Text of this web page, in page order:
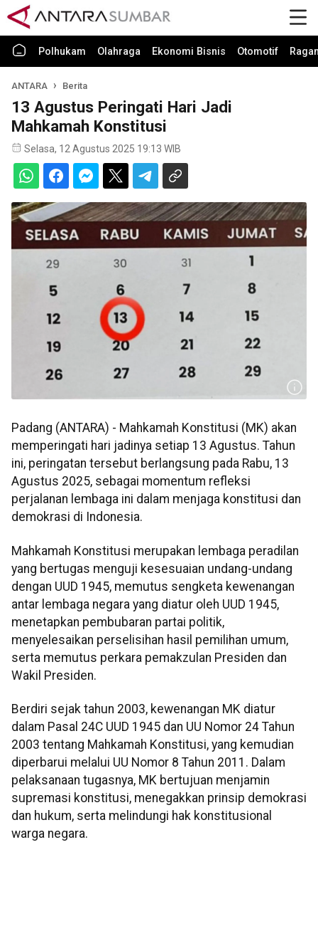
Polhukam Olahraga Ekonomi Bisnis Otomotif
ANTARA Berita
13 Agustus Peringati Hari Jadi
Mahkamah Konstitusi
Selasa, 12 Agustus 2025 19:13 WIB
Padang (ANTARA) - Mahkamah Konstitusi (MK) akan
memperingati hari jadinya setiap 13 Agustus. Tahun
ini, peringatan tersebut berlangsung pada Rabu, 13
Agustus 2025, sebagai momentum refleksi
perjalanan lembaga ini dalam menjaga konstitusi dan
demokrasi di Indonesia.
Mahkamah Konstitusi merupakan lembaga peradilan
yang bertugas menguji kesesuaian undang-undang
dengan UUD 1945, memutus sengketa kewenangan
antar lembaga negara yang diatur oleh UUD 1945,
menetapkan pembubaran partai politik,
menyelesaikan perselisihan hasil pemilihan umum,
serta memutus perkara pemakzulan Presiden dan
Wakil Presiden.
Berdiri sejak tahun 2003, kewenangan MK diatur
dalam Pasal 24C UUD 1945 dan UU Nomor 24 Tahun
2003 tentang Mahkamah Konstitusi, yang kemudian
diperbarui melalui UU Nomor 8 Tahun 2011. Dalam
pelaksanaan tugasnya, MK bertujuan menjamin
supremasi konstitusi, menegakkan prinsip demokrasi
dan hukum, serta melindungi hak konstitusional
warga negara.